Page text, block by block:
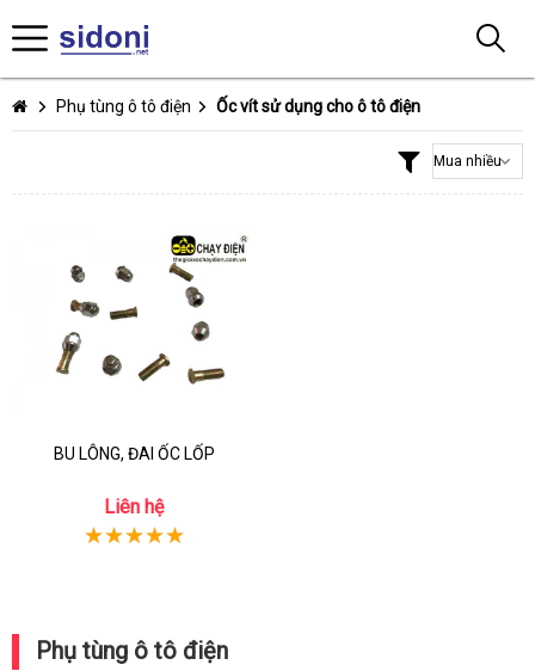
Phụ tùng ô tô điện Ốc vít sử dụng cho ô tô điện
BU LÔNG, ĐAI ỐC LỐP
Liên hệ
Phụ tùng ô tô điện